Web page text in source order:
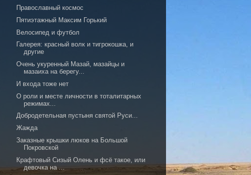
Православный космос
Пятиэтажный Максим Горький
Велосипед и футбол
Галерея: красный волк и тигрокошка, и
другие
Очень укуренный Мазай, мазайцы и
мазаиха на берегу...
И входа тоже нет
О роли и месте личности в тоталитарных
режимах...
Добродетельная пустыня святой Руси...
Жажда
Заказные крышки люков на Большой
Покровской
Крафтовый Сизый Олень и фсё такое, или
девочка на ...